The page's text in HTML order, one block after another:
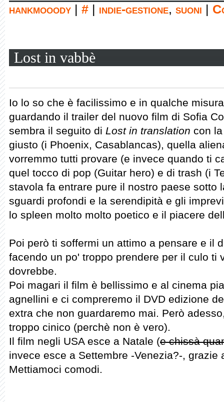
hankmooody # indie-gestione, suoni
Lost in vabbè
Io lo so che è facilissimo e in qualche
guardando il trailer del nuovo film di Sofia
sembra il seguito di Lost in translation con
giusto (i Phoenix, Casablancas), quella
vorremmo tutti provare (e invece quando ti
quel tocco di pop (Guitar hero) e di trash (i
stavola fa entrare pure il nostro paese sotto
sguardi profondi e la serendipità e gli
lo spleen molto molto poetico e il piacere
Poi però ti soffermi un attimo a pensare e il
facendo un po' troppo prendere per il culo ti
dovrebbe.
Poi magari il film è bellissimo e al cinema
agnellini e ci compreremo il DVD edizione
extra che non guardaremo mai. Però
troppo cinico (perchè non è vero).
Il film negli USA esce a Natale (e chissà
invece esce a Settembre -Venezia?-, grazie
Mettiamoci comodi.